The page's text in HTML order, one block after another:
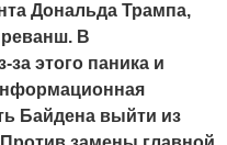
Дональда Трампа,
В
за этого паника и
Байдена выйти из